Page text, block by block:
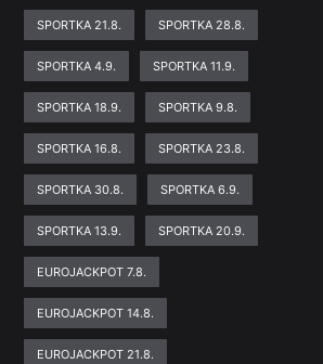
SPORTKA 21.8. SPORTKA 28.8.
SPORTKA 4.9. SPORTKA 11.9.
SPORTKA 18.9. SPORTKA 9.8.
SPORTKA 16.8. SPORTKA 23.8.
SPORTKA 30.8. SPORTKA 6.9.
SPORTKA 13.9. SPORTKA 20.9.
EUROJACKPOT 7.8.
EUROJACKPOT 14.8.
EUROJACKPOT 21.8.